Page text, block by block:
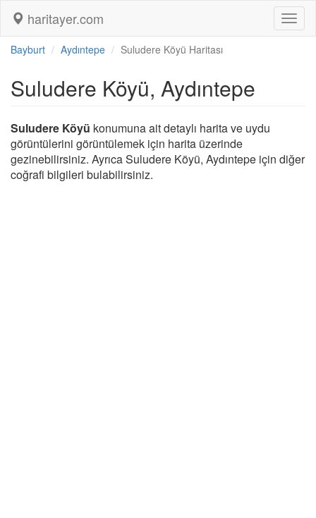
haritayer.com
Bayburt Aydıntepe Suludere Köyü Haritası
Suludere Köyü, Aydıntepe
Suludere Köyü konumuna ait detaylı harita ve uydu
görüntülerini görüntülemek için harita üzerinde
gezinebilirsiniz. Ayrıca Suludere Köyü, Aydıntepe için diğer
coğrafi bilgileri bulabilirsiniz.